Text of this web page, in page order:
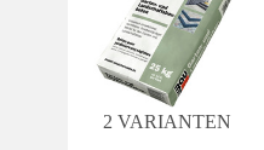
2 VARIANTEN